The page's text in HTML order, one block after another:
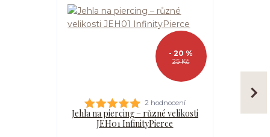
25 Kč
- 20 %
2 hodnocení
Jehla na piercing – různé velikosti
JEH01 InfinityPierce